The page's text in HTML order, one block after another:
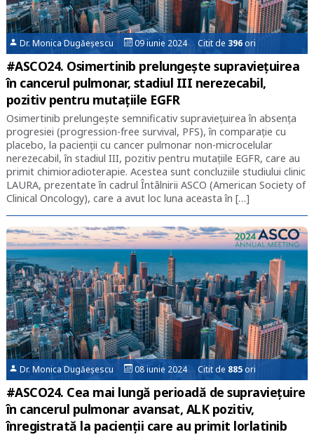
Dr. Monica Dugăeșescu 09 iunie 2024 Citit de 396ori
#ASCO24. Osimertinib prelungește supraviețuirea
în cancerul pulmonar, stadiul III nerezecabil,
pozitiv pentru mutațiile EGFR
Osimertinib prelungește semnificativ supraviețuirea în absența
progresiei (progression-free survival, PFS), în comparație cu
placebo, la pacienții cu cancer pulmonar non-microcelular
nerezecabil, în stadiul III, pozitiv pentru mutațiile EGFR, care au
primit chimioradioterapie. Acestea sunt concluziile studiului clinic
LAURA, prezentate în cadrul Întâlnirii ASCO (American Society of
Clinical Oncology), care a avut loc luna aceasta în […]
Dr. Monica Dugăeșescu 08 iunie 2024 Citit de 885ori
#ASCO24. Cea mai lungă perioadă de supraviețuire
în cancerul pulmonar avansat, ALK pozitiv,
înregistrată la pacienții care au primit lorlatinib